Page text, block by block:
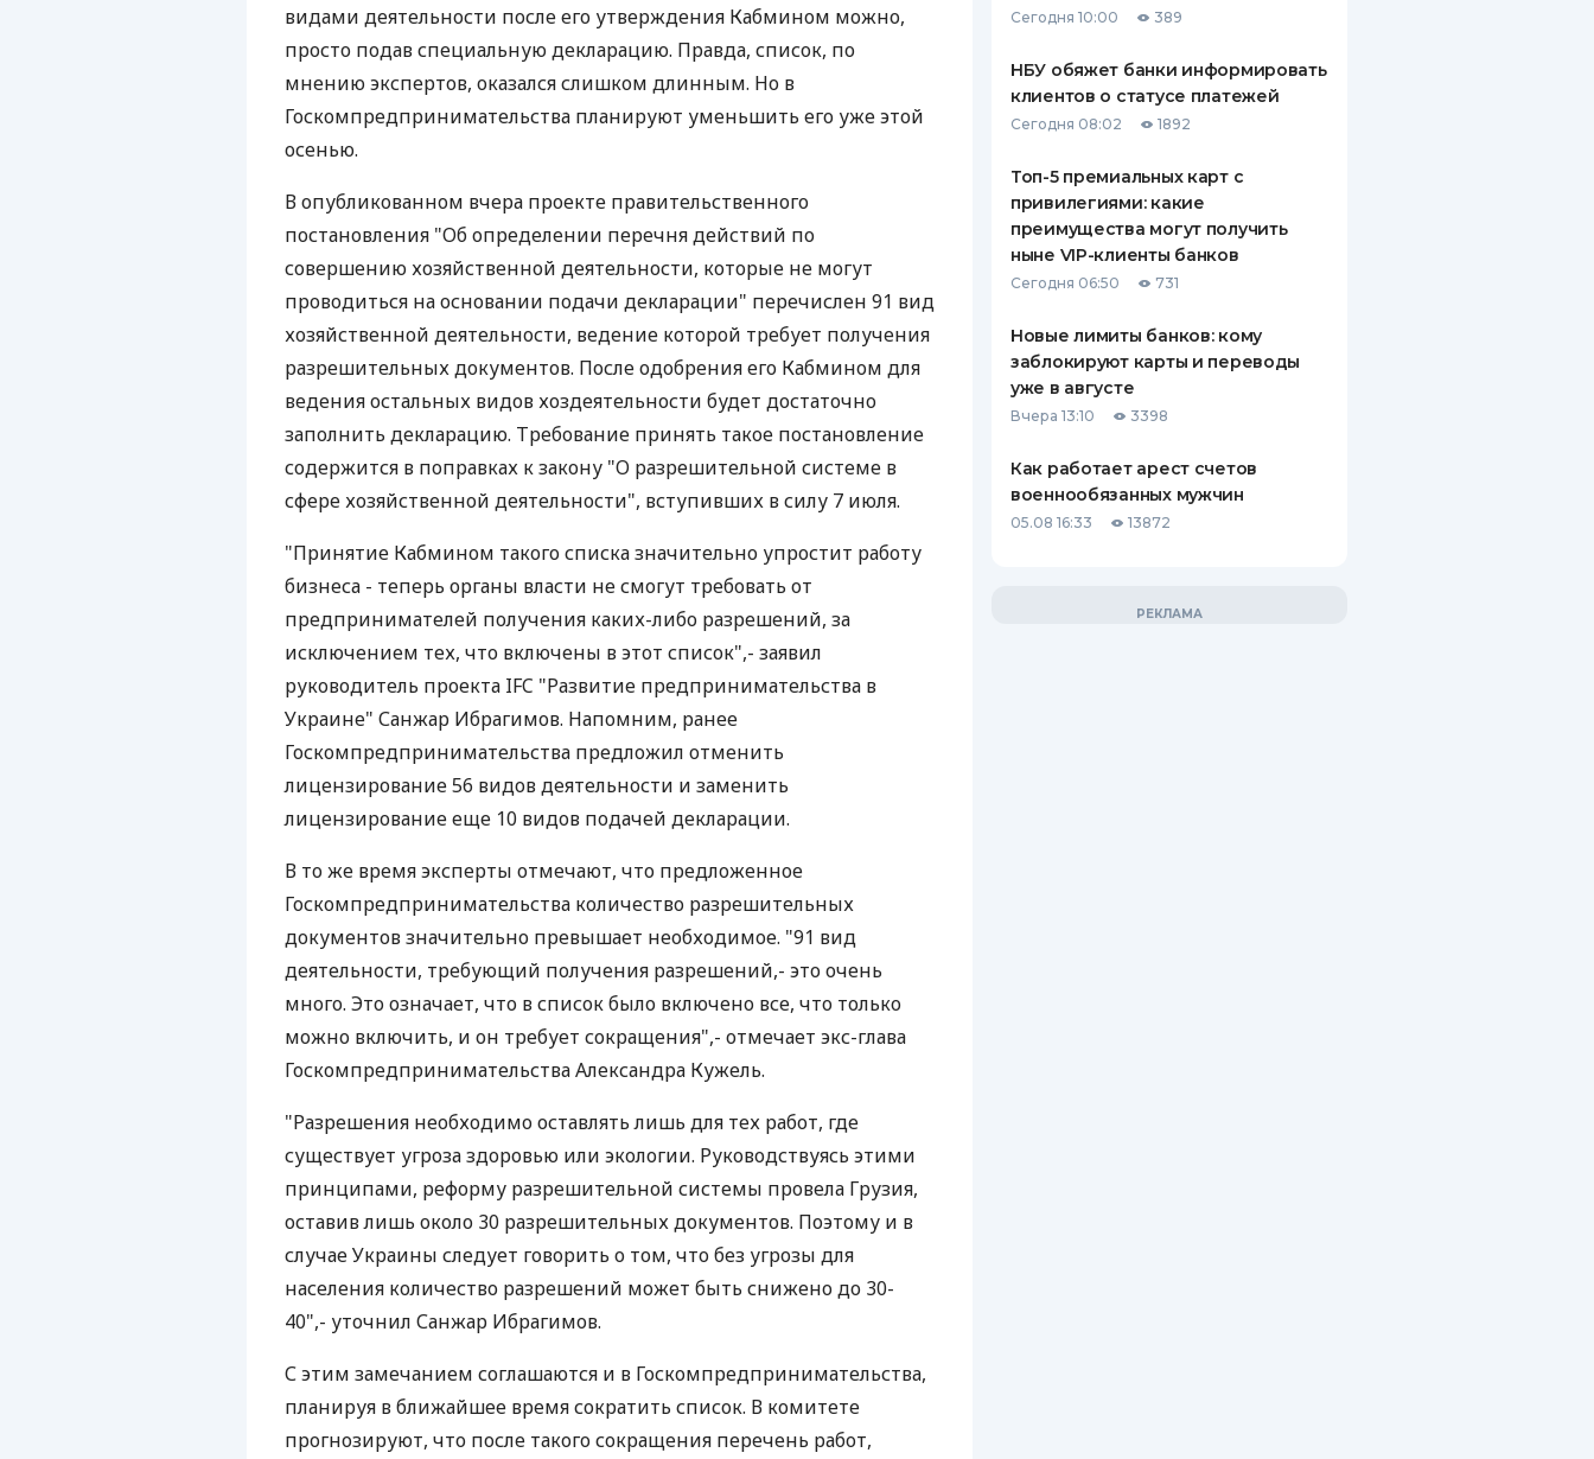
КЕШБЭКА
ПУТЕВОДИТЕЛИ ПО
БАНКОВСКИМ КАРТАМ
СТРАХОВАНИЮ
ВСЕ СТРАХОВЫЕ ПОЛИСЫ
ОТЗЫВЫ О СТРАХОВЫХ
КОМПАНИЯХ
видами деятельности после его утверждения Кабмином можно,
просто подав специальную декларацию. Правда, список, по
мнению экспертов, оказался слишком длинным. Но в
Госкомпредпринимательства планируют уменьшить его уже этой
осенью.
В опубликованном вчера проекте правительственного
постановления "Об определении перечня действий по
совершению хозяйственной деятельности, которые не могут
проводиться на основании подачи декларации" перечислен 91 вид
хозяйственной деятельности, ведение которой требует получения
разрешительных документов. После одобрения его Кабмином для
ведения остальных видов хоздеятельности будет достаточно
заполнить декларацию. Требование принять такое постановление
содержится в поправках к закону "О разрешительной системе в
сфере хозяйственной деятельности", вступивших в силу 7 июля.
"Принятие Кабмином такого списка значительно упростит работу
бизнеса - теперь органы власти не смогут требовать от
предпринимателей получения каких-либо разрешений, за
исключением тех, что включены в этот список",- заявил
руководитель проекта IFC "Развитие предпринимательства в
Украине" Санжар Ибрагимов. Напомним, ранее
Госкомпредпринимательства предложил отменить
лицензирование 56 видов деятельности и заменить
лицензирование еще 10 видов подачей декларации.
В то же время эксперты отмечают, что предложенное
Госкомпредпринимательства количество разрешительных
документов значительно превышает необходимое. "91 вид
деятельности, требующий получения разрешений,- это очень
много. Это означает, что в список было включено все, что только
можно включить, и он требует сокращения",- отмечает экс-глава
Госкомпредпринимательства Александра Кужель.
"Разрешения необходимо оставлять лишь для тех работ, где
существует угроза здоровью или экологии. Руководствуясь этими
принципами, реформу разрешительной системы провела Грузия,
оставив лишь около 30 разрешительных документов. Поэтому и в
случае Украины следует говорить о том, что без угрозы для
населения количество разрешений может быть снижено до 30-
40",- уточнил Санжар Ибрагимов.
С этим замечанием соглашаются и в Госкомпредпринимательства,
планируя в ближайшее время сократить список. В комитете
прогнозируют, что после такого сокращения перечень работ,
Сегодня 10:00 389
НБУ обяжет банки информировать
клиентов о статусе платежей
Сегодня 08:02 1892
Топ-5 премиальных карт с
привилегиями: какие
преимущества могут получить
ныне VIP-клиенты банков
Сегодня 06:50 731
Новые лимиты банков: кому
заблокируют карты и переводы
уже в августе
Вчера 13:10 3398
Как работает арест счетов
военнообязанных мужчин
05.08 16:33 13872